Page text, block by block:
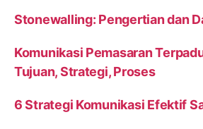
Stonewalling: Pengertian dan
Komunikasi Pemasaran
Tujuan, Strategi, Proses
6 Strategi Komunikasi Efektif